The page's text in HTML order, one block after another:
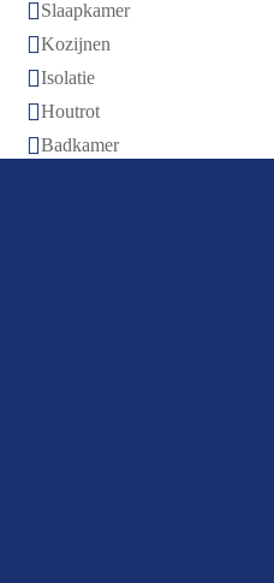
Slaapkamer
Kozijnen
Isolatie
Houtrot
Badkamer